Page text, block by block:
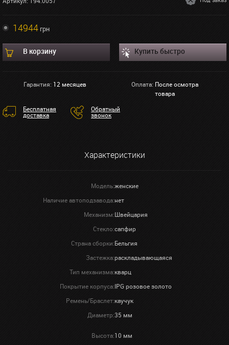
14944грн
В корзину Купить быстро
Гарантия: 12 месяцев Оплата: После осмотра
товара
Бесплатная
доставка
Обратный
звонок
Характеристики
Модель:женские
Наличие автоподзавода:нет
Механизм:Швейцария
Стекло:сапфир
Страна сборки:Бельгия
Застежка:раскладывающаяся
Тип механизма:кварц
Покрытие корпуса:IPG розовое золото
Ремень/Браслет:каучук
Диаметр:35 мм
Высота:10 мм